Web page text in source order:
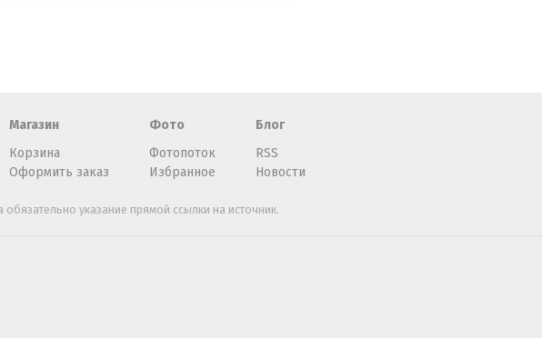
Магазин
Корзина
Оформить заказ
Фото
Фотопоток
Избранное
Блог
RSS
Новости
указание прямой ссылки на источник.